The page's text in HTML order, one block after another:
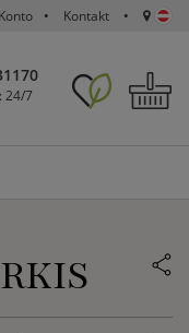
Kontakt
24/7